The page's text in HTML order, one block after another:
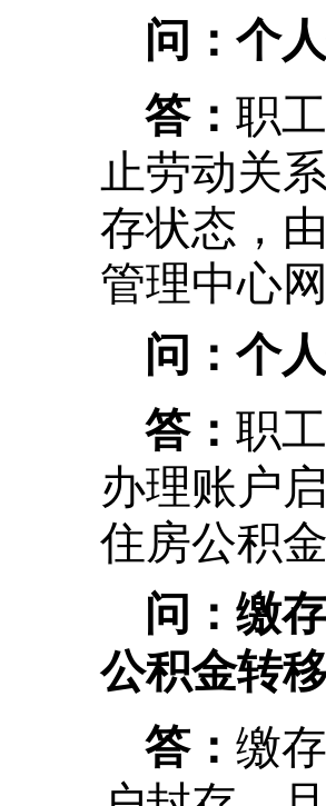
问：个
答：职
止劳动关
存状态，
管理中心
问：个
答：职
办理账户
住房公积
问：缴
公积金转
答：缴